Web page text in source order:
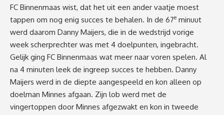
FC Binnenmaas wist, dat het uit een ander vaatje moest
tappen om nog enig succes te behalen. In de 67e minuut
werd daarom Danny Maijers, die in de wedstrijd vorige
week scherprechter was met 4 doelpunten, ingebracht.
Gelijk ging FC Binnenmaas wat meer naar voren spelen. Al
na 4 minuten leek de ingreep succes te hebben. Danny
Maijers werd in de diepte aangespeeld en kon alleen op
doelman Minnes afgaan. Zijn lob werd met de
vingertoppen door Minnes afgezwakt en kon in tweede